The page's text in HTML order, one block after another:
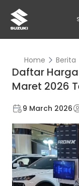
Home Berita
Daftar
Maret 2026
9 March 2026